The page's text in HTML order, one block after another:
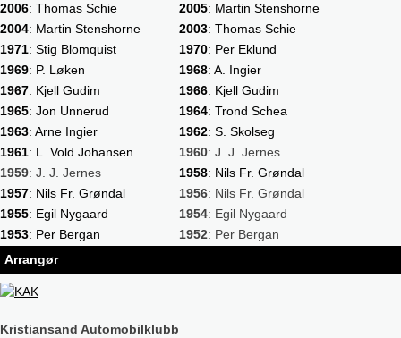
2006: Thomas Schie 2005: Martin Stenshorne
2004: Martin Stenshorne 2003: Thomas Schie
1971: Stig Blomquist 1970: Per Eklund
1969: P. Løken 1968: A. Ingier
1967: Kjell Gudim 1966: Kjell Gudim
1965: Jon Unnerud 1964: Trond Schea
1963: Arne Ingier 1962: S. Skolseg
1961: L. Vold Johansen 1960: J. J. Jernes
1959: J. J. Jernes 1958: Nils Fr. Grøndal
1957: Nils Fr. Grøndal 1956: Nils Fr. Grøndal
1955: Egil Nygaard 1954: Egil Nygaard
1953: Per Bergan 1952: Per Bergan
Arrangør
Kristiansand Automobilklubb